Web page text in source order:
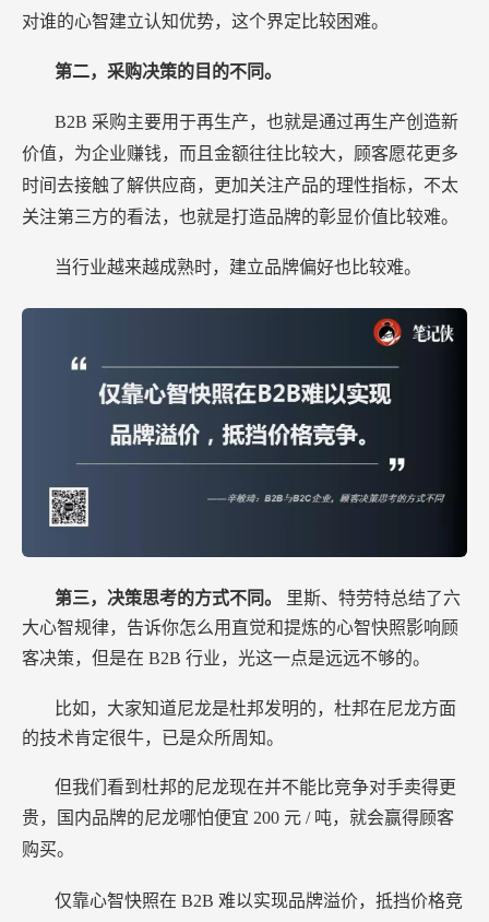
对谁的心智建立认知优势，这个界定比较困难。
第二，采购决策的目的不同。
B2B 采购主要用于再生产，也就是通过再生产创造新
价值，为企业赚钱，而且金额往往比较大，顾客愿花更多
时间去接触了解供应商，更加关注产品的理性指标，不太
关注第三方的看法，也就是打造品牌的彰显价值比较难。
当行业越来越成熟时，建立品牌偏好也比较难。
第三，决策思考的方式不同。
里斯、特劳特总结了六
大心智规律，告诉你怎么用直觉和提炼的心智快照影响顾
客决策，但是在 B2B 行业，光这一点是远远不够的。
比如，大家知道尼龙是杜邦发明的，杜邦在尼龙方面
的技术肯定很牛，已是众所周知。
但我们看到杜邦的尼龙现在并不能比竞争对手卖得更
贵，国内品牌的尼龙哪怕便宜 200 元 / 吨，就会赢得顾客
购买。
仅靠心智快照在B2B 难以实现品牌溢价，抵挡价格竞